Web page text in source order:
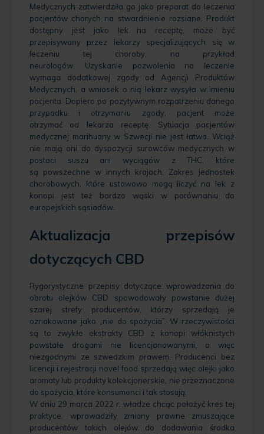
Medycznych zatwierdziła go jako preparat do leczenia
pacjentów chorych na stwardnienie rozsiane. Produkt
dostępny jest jako lek na receptę, może być
przepisywany przez lekarzy specjalizujących się w
leczeniu tej choroby, na przykład
neurologów. Uzyskanie pozwolenia na leczenie
wymaga dodatkowej zgody od Agencji Produktów
Medycznych, a wniosek o nią lekarz wysyła w imieniu
pacjenta. Dopiero po pozytywnym rozpatrzeniu danego
przypadku i otrzymaniu zgody, pacjent może
otrzymać od lekarza receptę. Sytuacja pacjentów
medycznej marihuany w Szwecji nie jest łatwa. Wciąż
nie mają oni do dyspozycji surowców medycznych w
postaci suszu ani wyciągów z THC, które
są powszechne w innych krajach. Zakres jednostek
chorobowych, które ustawowo mogą liczyć na lek z
konopi jest też bardzo wąski w porównaniu do
europejskich sąsiadów.
Aktualizacja przepisów
dotyczących CBD
Rygorystyczne przepisy dotyczące wprowadzania do
obrotu olejków CBD spowodowały powstanie dużej
szarej strefy producentów, którzy sprzedają je
oznakowane jako „nie do spożycia”. W rzeczywistości
są to zwykłe ekstrakty CBD z konopi włóknistych
powstałe drogami nie licencjonowanymi, a więc
niezgodnymi ze szwedzkim prawem. Producenci bez
licencji i rejestracji novel food sprzedają więc olejki jako
aromaty lub produkty kolekcjonerskie, nie przeznaczone
do spożycia, które konsumenci i tak stosują.
W dniu 29 marca 2022 r. władze chcąc położyć kres tej
praktyce, wprowadziły zmiany prawne zmuszające
producentów takich olejów do dodawania środka